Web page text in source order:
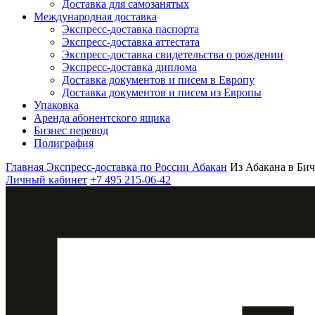
Доставка для самозанятых
Международная доставка
Экспресс-доставка паспорта
Экспресс-доставка аттестата
Экспресс-доставка свидетельства о рождении
Экспресс-доставка диплома
Доставка документов и писем в Европу
Доставка документов и писем из Европы
Упаковка
Аренда абонентского ящика
Бизнес перевод
Полиграфия
Главная Экспресс-доставка по России Абакан Из Абакана в
Личный кабинет +7 495 215-06-42